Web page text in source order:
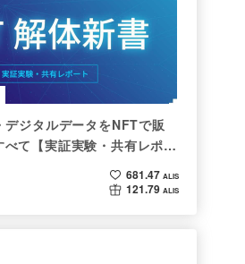
デジタルデータをNFTで販
て【実証実験・共有レポー
681.47 ALIS
121.79 ALIS